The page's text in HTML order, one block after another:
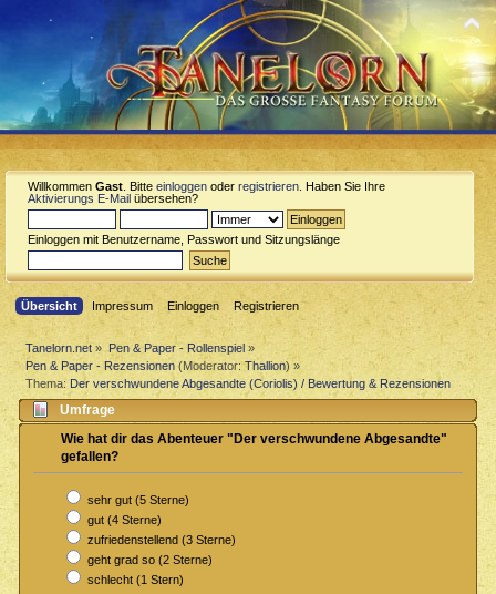
Willkommen Gast . Bitte einloggen oder registrieren . Haben Sie Ihre
Aktivierungs E-Mail übersehen?
Einloggen mit Benutzername, Passwort und Sitzungslänge
Übersicht Impressum Einloggen Registrieren
Tanelorn.net » Pen & Paper - Rollenspiel»
Pen & Paper - Rezensionen(Moderator:Thallion) »
Thema:Der verschwundene Abgesandte (Coriolis) / Bewertung & Rezensionen
Umfrage
Wie hat dir das Abenteuer "Der verschwundene Abgesandte"
gefallen?
sehr gut (5 Sterne)
gut (4 Sterne)
zufriedenstellend (3 Sterne)
geht grad so (2 Sterne)
schlecht (1 Stern)